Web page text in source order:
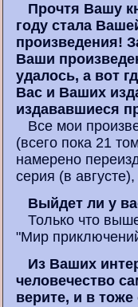
Прочтя Вашу
году стала
произведения!
Ваши
удалось, а вот
Вас и Ваших
издававшиеся
Все мои
(всего пока 21
намерено
серия (в
Выйдет ли у
Только что
"Мир
Из Ваших
человечество
верите, и в